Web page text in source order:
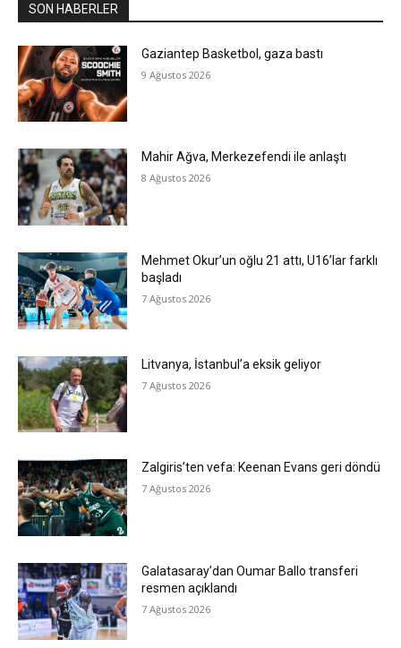
SON HABERLER
Gaziantep Basketbol, gaza bastı
9 Ağustos 2026
Mahir Ağva, Merkezefendi ile anlaştı
8 Ağustos 2026
Mehmet Okur’un oğlu 21 attı, U16’lar farklı
başladı
7 Ağustos 2026
Litvanya, İstanbul’a eksik geliyor
7 Ağustos 2026
Zalgiris’ten vefa: Keenan Evans geri döndü
7 Ağustos 2026
Galatasaray’dan Oumar Ballo transferi
resmen açıklandı
7 Ağustos 2026